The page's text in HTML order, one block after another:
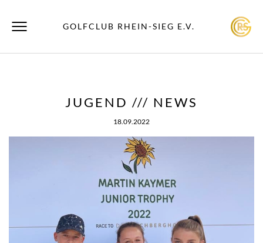
GOLFCLUB RHEIN-SIEG E.V.
JUGEND /// NEWS
18.09.2022